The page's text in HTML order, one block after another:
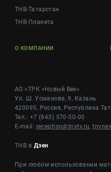
ТНВ-Татарстан
ТНВ-Планета
О КОМПАНИИ
АО «ТРК «Новый Век»
Ул. Ш. Усманова, 9, Казань
420095, Россия, Республика
Тел.: +7 (843) 570-50-00
E-mail: reception@tnvtv.ru,
ТНВ в Дзен
При любом использовании